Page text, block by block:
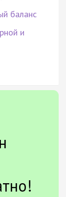
баланс
и